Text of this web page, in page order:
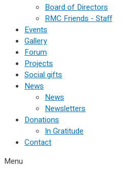
Board of Directors
RMC Friends - Staff
Events
Gallery
Forum
Projects
Social gifts
News
News
Newsletters
Donations
In Gratitude
Contact
Menu